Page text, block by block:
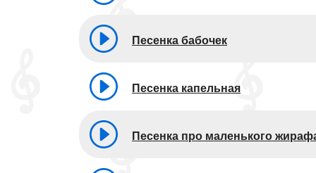
Песенка бабочек
Песенка капельная
Песенка про маленького